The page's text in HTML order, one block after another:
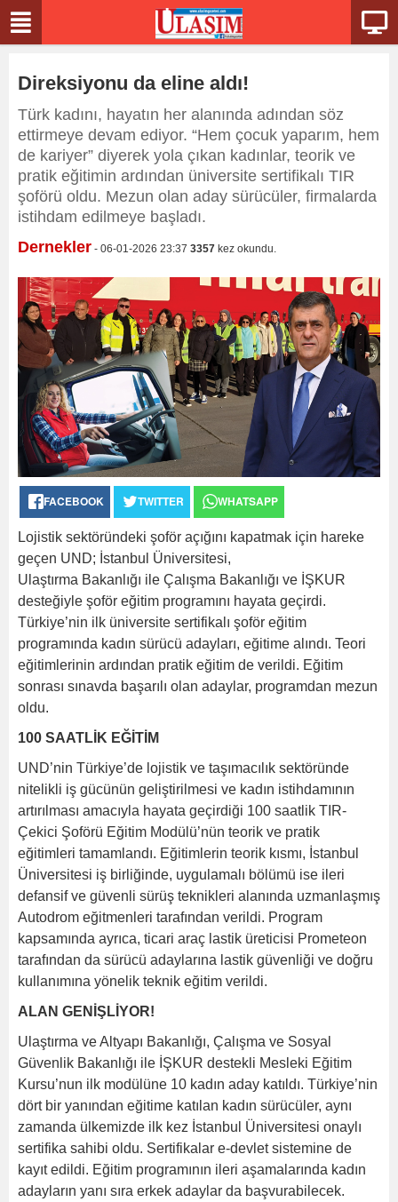
Direksiyonu da eline aldı!
Türk kadını, hayatın her alanında adından söz
ettirmeye devam ediyor. “Hem çocuk yaparım, hem
de kariyer” diyerek yola çıkan kadınlar, teorik ve
pratik eğitimin ardından üniversite sertifikalı TIR
şoförü oldu. Mezun olan aday sürücüler, firmalarda
istihdam edilmeye başladı.
Dernekler - 06-01-2026 23:37 3357 kez okundu.
FACEBOOK TWITTER WHATSAPP
Lojistik sektöründeki şoför açığını kapatmak için hareke
geçen UND; İstanbul Üniversitesi,
Ulaştırma Bakanlığı ile Çalışma Bakanlığı ve İŞKUR
desteğiyle şoför eğitim programını hayata geçirdi.
Türkiye’nin ilk üniversite sertifikalı şoför eğitim
programında kadın sürücü adayları, eğitime alındı. Teori
eğitimlerinin ardından pratik eğitim de verildi. Eğitim
sonrası sınavda başarılı olan adaylar, programdan mezun
oldu.
100 SAATLİK EĞİTİM
UND’nin Türkiye’de lojistik ve taşımacılık sektöründe
nitelikli iş gücünün geliştirilmesi ve kadın istihdamının
artırılması amacıyla hayata geçirdiği 100 saatlik TIR-
Çekici Şoförü Eğitim Modülü’nün teorik ve pratik
eğitimleri tamamlandı. Eğitimlerin teorik kısmı, İstanbul
Üniversitesi iş birliğinde, uygulamalı bölümü ise ileri
defansif ve güvenli sürüş teknikleri alanında uzmanlaşmış
Autodrom eğitmenleri tarafından verildi. Program
kapsamında ayrıca, ticari araç lastik üreticisi Prometeon
tarafından da sürücü adaylarına lastik güvenliği ve doğru
kullanımına yönelik teknik eğitim verildi.
ALAN GENİŞLİYOR!
Ulaştırma ve Altyapı Bakanlığı, Çalışma ve Sosyal
Güvenlik Bakanlığı ile İŞKUR destekli Mesleki Eğitim
Kursu’nun ilk modülüne 10 kadın aday katıldı. Türkiye’nin
dört bir yanından eğitime katılan kadın sürücüler, aynı
zamanda ülkemizde ilk kez İstanbul Üniversitesi onaylı
sertifika sahibi oldu. Sertifikalar e-devlet sistemine de
kayıt edildi. Eğitim programının ileri aşamalarında kadın
adayların yanı sıra erkek adaylar da başvurabilecek.